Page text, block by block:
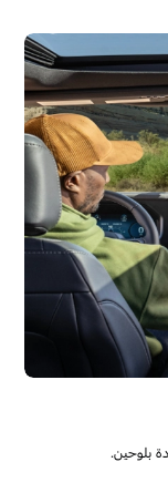
بلوحين.